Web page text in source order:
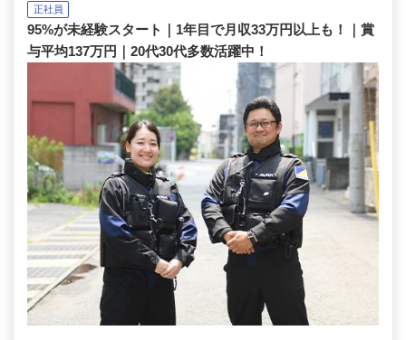
正社員
95%が未経験スタート｜1年目で月収33万円以上も！｜賞
与平均137万円｜20代30代多数活躍中！